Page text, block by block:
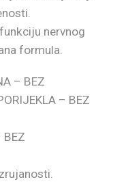
nervnog
formula.
– BEZ
– BEZ
BEZ